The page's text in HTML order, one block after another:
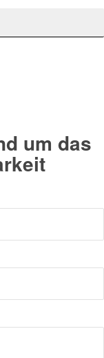
um das